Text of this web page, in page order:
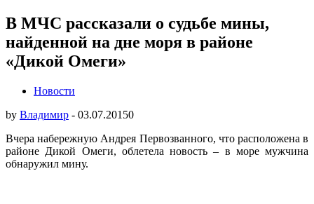
В МЧС рассказали о судьбе мины,
найденной на дне моря в районе
«Дикой Омеги»
Новости
by Владимир - 03.07.20150
Вчера набережную Андрея Первозванного, что расположена в
районе Дикой Омеги, облетела новость – в море мужчина
обнаружил мину.